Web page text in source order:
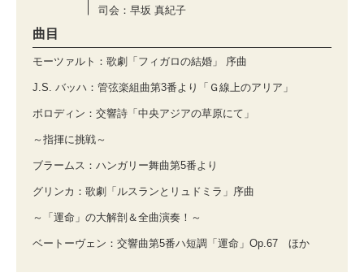
司会：早坂 真紀子
曲目
モーツァルト：歌劇「フィガロの結婚」 序曲
J.S. バッハ：管弦楽組曲第3番より「Ｇ線上のアリア」
ボロディン：交響詩「中央アジアの草原にて」
～指揮に挑戦～
ブラームス：ハンガリー舞曲第5番より
グリンカ：歌劇「ルスランとリュドミラ」序曲
～「運命」の大解剖＆全曲演奏！～
ベートーヴェン：交響曲第5番ハ短調「運命」Op.67 ほか